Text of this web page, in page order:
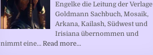
Engelke die Leitung der Verlage
Goldmann Sachbuch, Mosaik,
Arkana, Kailash, Südwest und
Irisiana übernommen und
nimmt eine… Read more…